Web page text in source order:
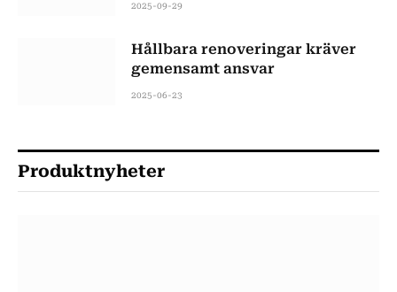
2025-09-29
Hållbara renoveringar kräver
gemensamt ansvar
2025-06-23
Produktnyheter